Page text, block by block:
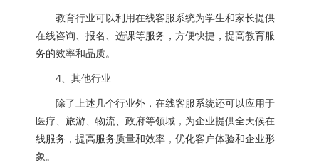
教育行业可以利用在线客服系统为学生和家长提供
在线咨询、报名、选课等服务，方便快捷，提高教育服
务的效率和品质。
4、其他行业
除了上述几个行业外，在线客服系统还可以应用于
医疗、旅游、物流、政府等领域，为企业提供全天候在
线服务，提高服务质量和效率，优化客户体验和企业形
象。